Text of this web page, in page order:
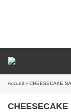
Accueil » CHEESECAKE
CHEESECAKE